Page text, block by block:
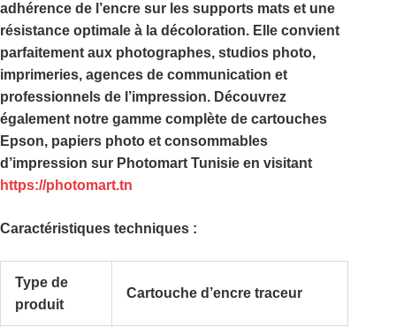
adhérence de l’encre sur les supports mats et une
résistance optimale à la décoloration. Elle convient
parfaitement aux photographes, studios photo,
imprimeries, agences de communication et
professionnels de l’impression. Découvrez
également notre gamme complète de cartouches
Epson, papiers photo et consommables
d’impression sur Photomart Tunisie en visitant
https://photomart.tn
Caractéristiques techniques :
Type de
produit
Cartouche d’encre traceur